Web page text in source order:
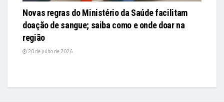
Novas regras do Ministério da Saúde facilitam
doação de sangue; saiba como e onde doar na
região
20 de julho de 2026